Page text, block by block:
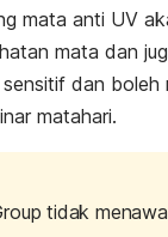
mata anti UV
mata dan
dan boleh
matahari.
tidak